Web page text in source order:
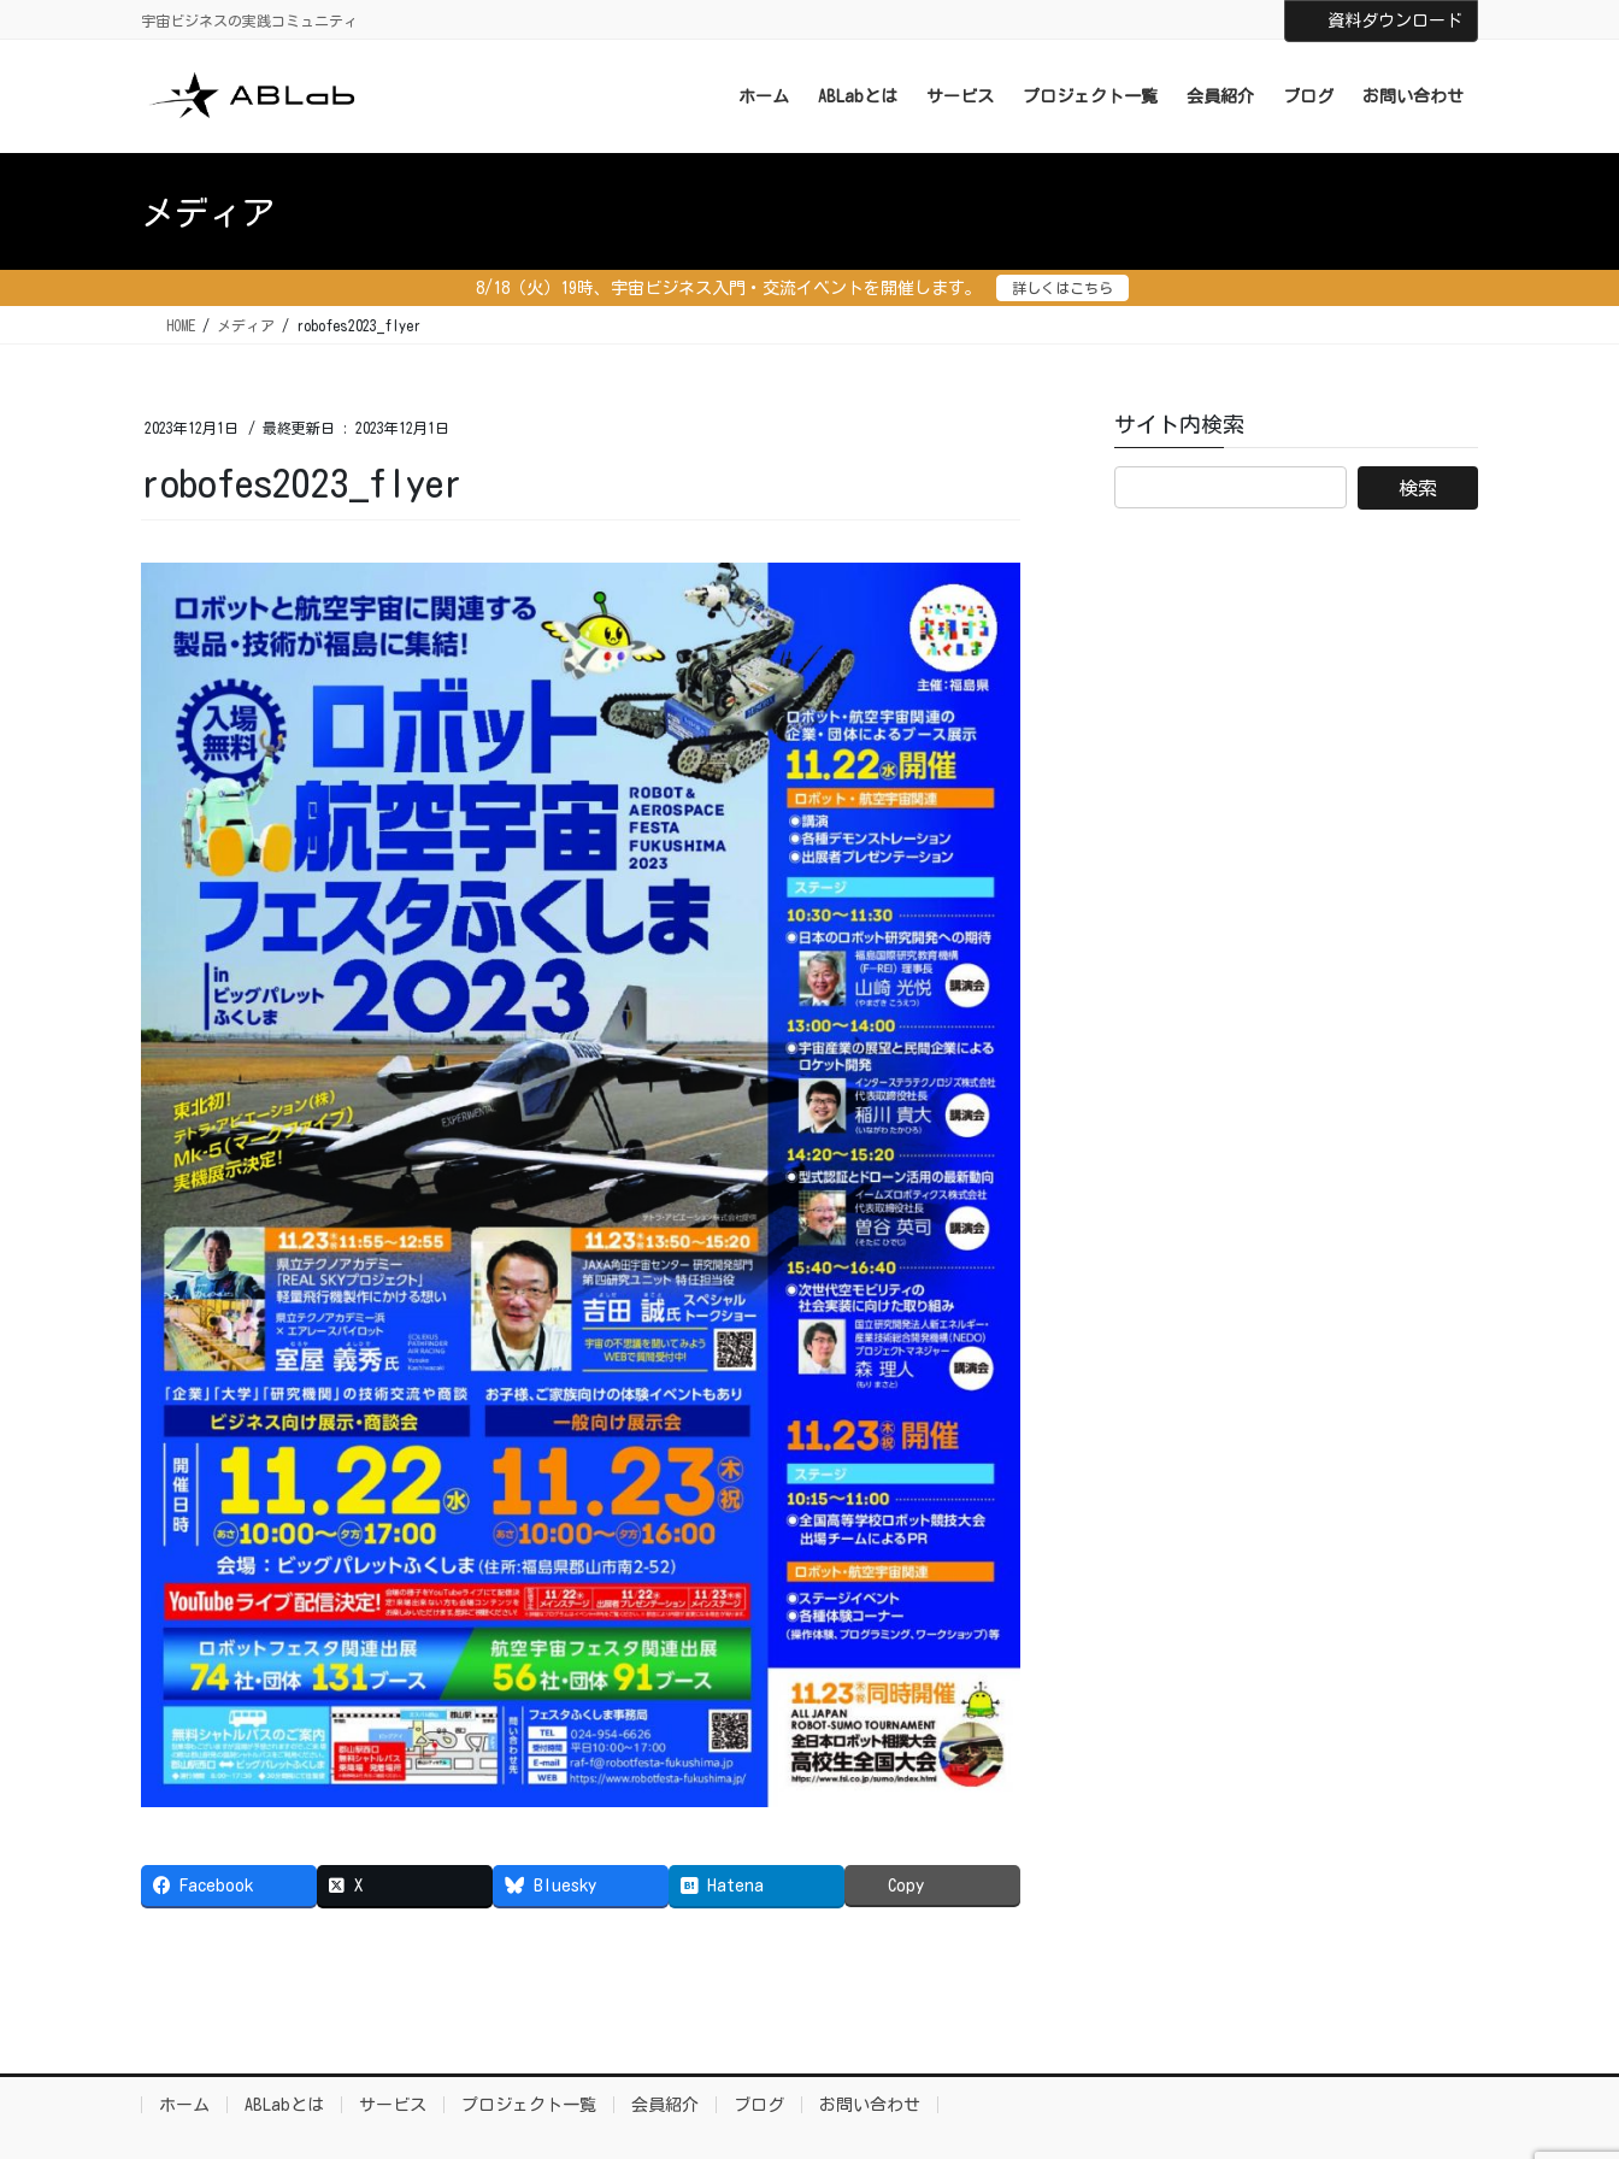
に
ョ
動
宇宙ビジネスの実践コミュニティ 資料ダウンロード
ホーム ABLabとは サービス プロジェクト一覧 会員紹介 ブログ お問い合わせ
メディア
8/18（火）19時、宇宙ビジネス入門・交流イベントを開催します。 詳しくはこちら
HOME メディア robofes2023_flyer
2023年12月1日 / 最終更新日 : 2023年12月1日
robofes2023_flyer
Facebook X Bluesky Hatena Copy
サイト内検索
ホーム ABLabとは サービス プロジェクト一覧 会員紹介 ブログ お問い合わせ